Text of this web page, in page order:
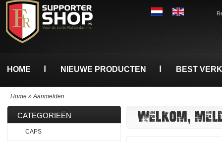
HOME NIEUWE PRODUCTEN BEST
Home »Aanmelden
WELKOM,
CATEGORIEËN
CAPS